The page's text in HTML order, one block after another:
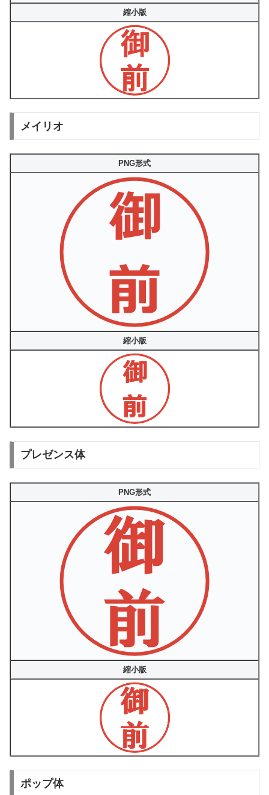
縮小版
メイリオ
PNG形式
縮小版
プレゼンス体
PNG形式
縮小版
ポップ体